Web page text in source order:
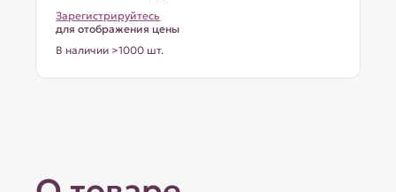
Зарегистрируйтесь
для отображения цены
В наличии >1000 шт.